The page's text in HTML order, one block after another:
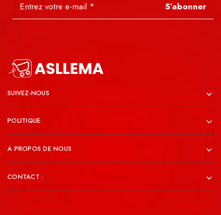
S’abonner
SUIVEZ-NOUS
POLITIQUE
A PROPOS DE NOUS
CONTACT :